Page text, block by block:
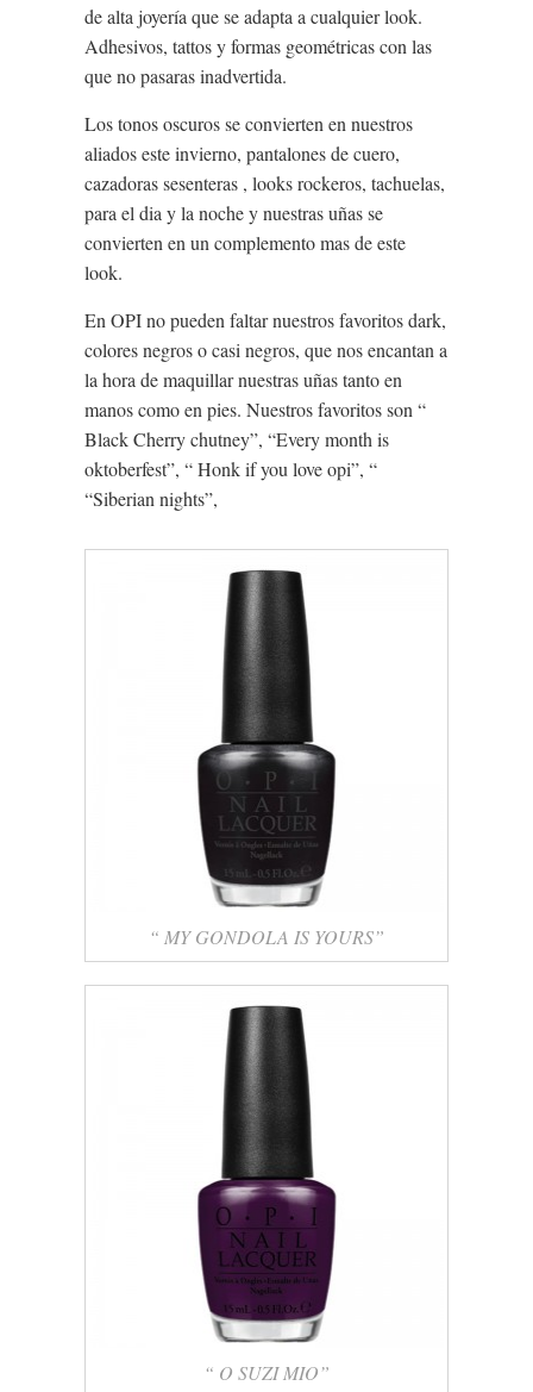
de alta joyería que se adapta a cualquier look.
Adhesivos, tattos y formas geométricas con las
que no pasaras inadvertida.
Los tonos oscuros se convierten en nuestros
aliados este invierno, pantalones de cuero,
cazadoras sesenteras , looks rockeros, tachuelas,
para el dia y la noche y nuestras uñas se
convierten en un complemento mas de este
look.
En OPI no pueden faltar nuestros favoritos dark,
colores negros o casi negros, que nos encantan a
la hora de maquillar nuestras uñas tanto en
manos como en pies. Nuestros favoritos son “
Black Cherry chutney”, “Every month is
oktoberfest”, “ Honk if you love opi”, “
“Siberian nights”,
“ MY GONDOLA IS YOURS”
“ O SUZI MIO”